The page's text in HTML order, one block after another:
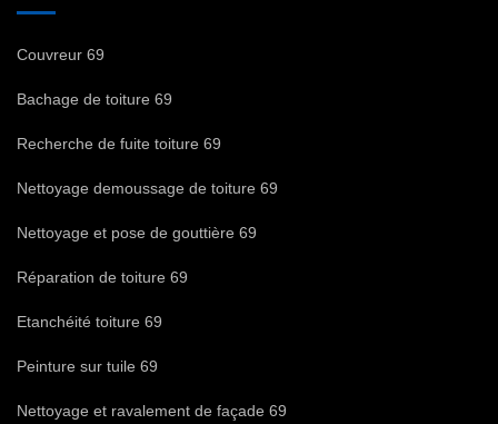
Couvreur 69
Bachage de toiture 69
Recherche de fuite toiture 69
Nettoyage demoussage de toiture 69
Nettoyage et pose de gouttière 69
Réparation de toiture 69
Etanchéité toiture 69
Peinture sur tuile 69
Nettoyage et ravalement de façade 69